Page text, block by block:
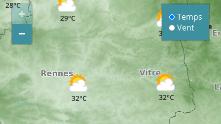
28°C
29°C
31°C
32°C 32°C
+
−
Temps
Vent